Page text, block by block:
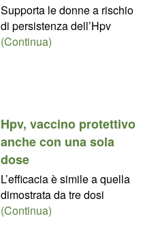
Supporta le donne a rischio
di persistenza dell’Hpv
(Continua)
Hpv, vaccino protettivo
anche con una sola
dose
L’efficacia è simile a quella
dimostrata da tre dosi
(Continua)